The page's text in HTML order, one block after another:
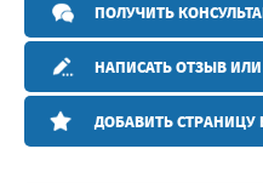
ПОЛУЧИТЬ
НАПИСАТЬ ОТЗЫВ
ДОБАВИТЬ СТРАНИЦУ